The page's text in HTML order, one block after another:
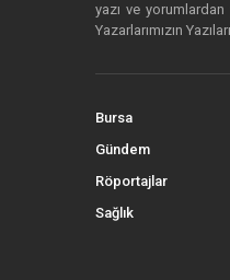
yazı ve
Yazarlarımızın
Bursa
Gündem
Röportajlar
Sağlık